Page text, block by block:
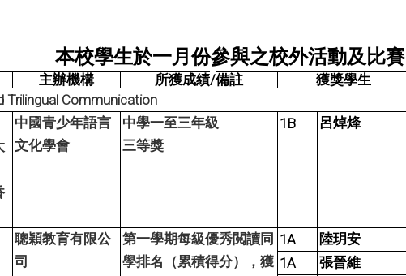
生於一月份參與之校外活動及比賽
主辦機構 所獲成績/備註 獲獎學生
Trilingual Communication
中國青少年語言
文化學會
中學一至三年級
三等獎
1B 呂焯烽
聰穎教育有限公
司
第一學期每級優秀閲讀同
學排名（累積得分），獲
1A 陸玥安
1A 張晉維